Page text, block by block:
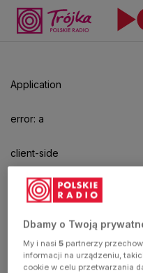
Application
error: a
client-side
exception
has
occurred
aby
odtwarzać.
Dbamy o Twoją
My i nasi5 partnerzy
informacji na urządzeniu,
cookie w celu przetwarzania